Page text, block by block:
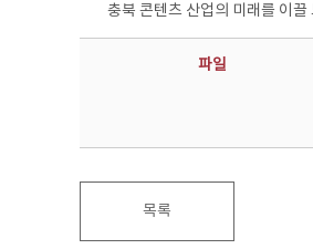
충북 콘텐츠 산업의 미래를 이
파일
목록